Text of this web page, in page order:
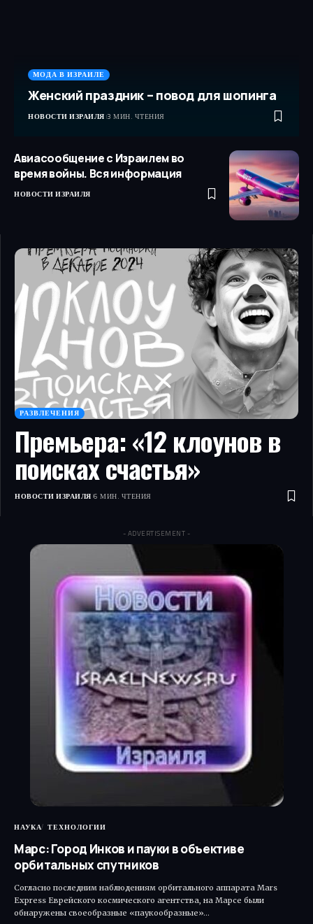
МОДА В ИЗРАИЛЕ
Женский праздник – повод для шопинга
НОВОСТИ ИЗРАИЛЯ 3 МИН. ЧТЕНИЯ
Авиасообщение с Израилем во
время войны. Вся информация
НОВОСТИ ИЗРАИЛЯ
РАЗВЛЕЧЕНИЯ
Премьера: «12 клоунов в
поисках счастья»
НОВОСТИ ИЗРАИЛЯ 6 МИН. ЧТЕНИЯ
- ADVERTISEMENT -
НАУКА ТЕХНОЛОГИИ
Марс: Город Инков и пауки в объективе
орбитальных спутников
Согласно последним наблюдениям орбитального аппарата Mars
Express Еврейского космического агентства, на Марсе были
обнаружены своеобразные «паукообразные»…